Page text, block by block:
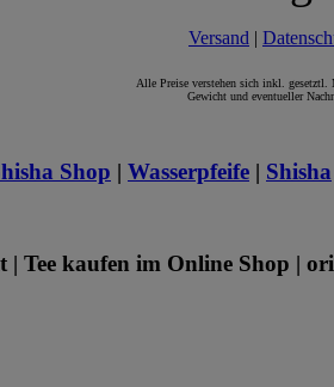
Versand |
Alle Preise verstehen sich inkl.
Gewicht und eventueller
Shop | Wasserpfeife | Shisha
| Tee kaufen im Online Shop |